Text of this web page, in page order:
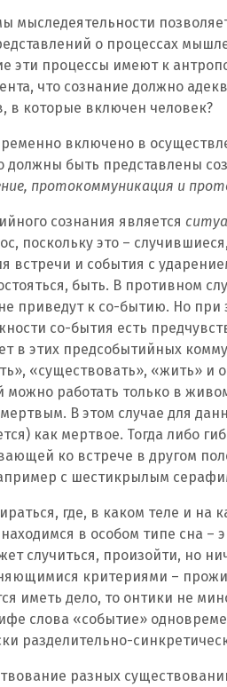
мыследеятельности
о процессах
эти процессы имеют к
что сознание должно
которые включен человек?
включено в
должны быть представлены
протокоммуникация и
сознания является
поскольку это –
встречи и события с
быть. В противном
приведут к со-бытию. Но при
со-бытия есть
в этих предсобытийных
«существовать», «жить» и
можно работать только в
В этом случае для
как мертвое. Тогда либо
ко встрече в другом
с шестикрылым
где, в каком теле и на
в особом типе сна –
случиться, произойти, но
критериями –
иметь дело, то онтики не
слова «событие»
разделительно-
разных